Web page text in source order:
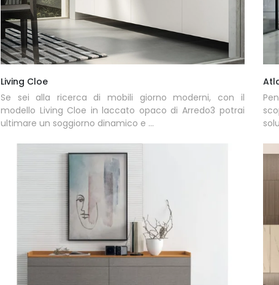
Living Cloe
Se sei alla ricerca di mobili giorno moderni, con il
modello Living Cloe in laccato opaco di Arredo3 potrai
ultimare un soggiorno dinamico e ...